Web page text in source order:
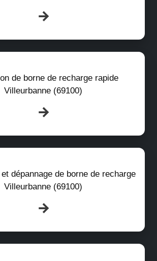
de borne de recharge rapide
Villeurbanne (69100)
dépannage de borne de recharge
Villeurbanne (69100)